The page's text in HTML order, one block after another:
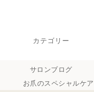
カテゴリー
サロンブログ
お爪のスペシャルケア